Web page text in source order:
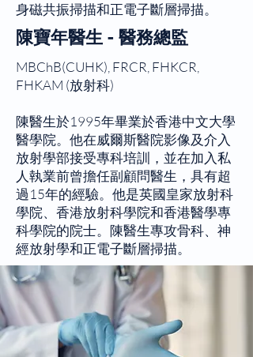
身磁共振掃描和正電子斷層掃描。
陳寶年醫生 - 醫務總監
MBChB(CUHK), FRCR, FHKCR,
FHKAM (放射科)
陳醫生於1995年畢業於香港中文大學
醫學院。他在威爾斯醫院影像及介入
放射學部接受專科培訓，並在加入私
人執業前曾擔任副顧問醫生，具有超
過15年的經驗。他是英國皇家放射科
學院、香港放射科學院和香港醫學專
科學院的院士。陳醫生專攻骨科、神
經放射學和正電子斷層掃描。